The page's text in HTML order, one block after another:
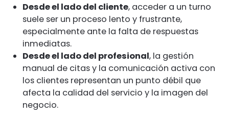
Desde el lado del cliente, acceder a un turno
suele ser un proceso lento y frustrante,
especialmente ante la falta de respuestas
inmediatas.
Desde el lado del profesional, la gestión
manual de citas y la comunicación activa con
los clientes representan un punto débil que
afecta la calidad del servicio y la imagen del
negocio.